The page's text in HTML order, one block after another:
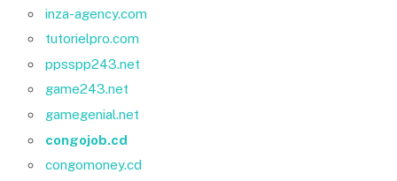
inza-agency.com
tutorielpro.com
ppsspp243.net
game243.net
gamegenial.net
congojob.cd
congomoney.cd